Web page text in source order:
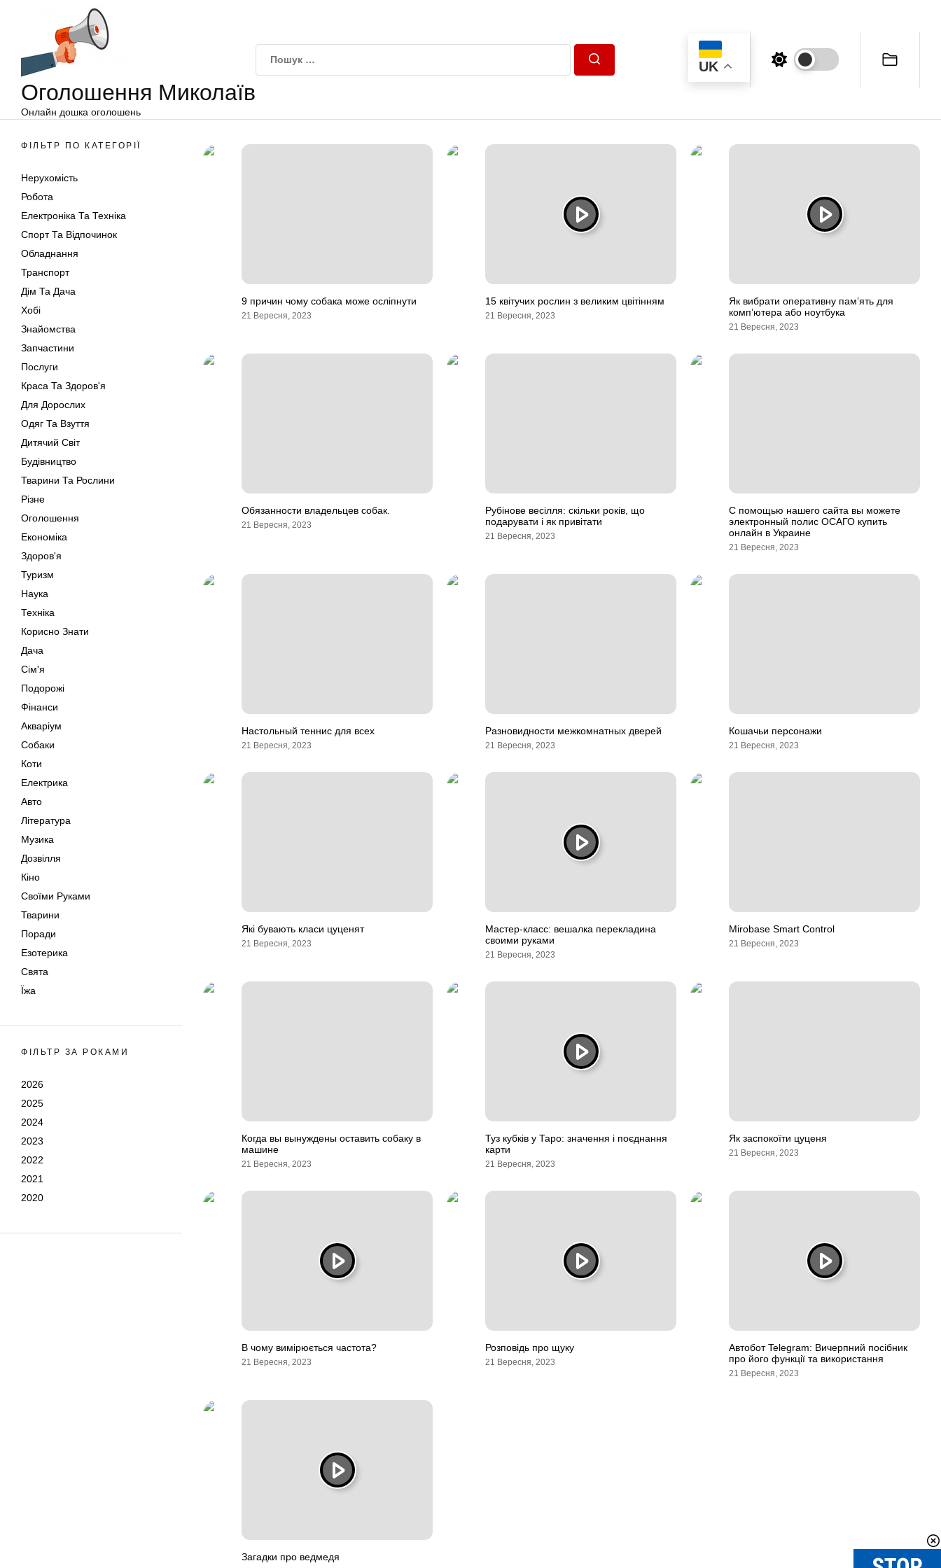
Оголошення Миколаїв
Онлайн дошка оголошень
UK
ФІЛЬТР ПО КАТЕГОРІЇ
Нерухомість
Робота
Електроніка Та Техніка
Спорт Та Відпочинок
Обладнання
Транспорт
Дім Та Дача
Хобі
Знайомства
Запчастини
Послуги
Краса Та Здоров'я
Для Дорослих
Одяг Та Взуття
Дитячий Світ
Будівництво
Тварини Та Рослини
Різне
Оголошення
Економіка
Здоров'я
Туризм
Наука
Техніка
Корисно Знати
Дача
Сім'я
Подорожі
Фінанси
Акваріум
Собаки
Коти
Електрика
Авто
Література
Музика
Дозвілля
Кіно
Своїми Руками
Тварини
Поради
Езотерика
Свята
Їжа
ФІЛЬТР ЗА РОКАМИ
2026
2025
2024
2023
2022
2021
2020
9 причин чому собака може осліпнути
21 Вересня, 2023
15 квітучих рослин з великим цвітінням
21 Вересня, 2023
Як вибрати оперативну пам’ять для
комп’ютера або ноутбука
21 Вересня, 2023
Обязанности владельцев собак.
21 Вересня, 2023
Рубінове весілля: скільки років, що
подарувати і як привітати
21 Вересня, 2023
С помощью нашего сайта вы можете
электронный полис ОСАГО купить
онлайн в Украине
21 Вересня, 2023
Настольный теннис для всех
21 Вересня, 2023
Разновидности межкомнатных дверей
21 Вересня, 2023
Кошачьи персонажи
21 Вересня, 2023
Які бувають класи цуценят
21 Вересня, 2023
Мастер-класс: вешалка перекладина
своими руками
21 Вересня, 2023
Mirobase Smart Control
21 Вересня, 2023
Когда вы вынуждены оставить собаку в
машине
21 Вересня, 2023
Туз кубків у Таро: значення і поєднання
карти
21 Вересня, 2023
Як заспокоїти цуценя
21 Вересня, 2023
В чому вимірюється частота?
21 Вересня, 2023
Розповідь про щуку
21 Вересня, 2023
Автобот Telegram: Вичерпний посібник
про його функції та використання
21 Вересня, 2023
Загадки про ведмедя